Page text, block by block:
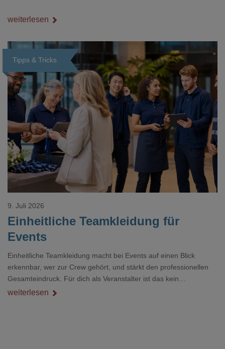
weiterlesen
Tipps & Tricks
Loading...
Einheitliche Teamkleidung für
Events
9. Juli 2026
Einheitliche Teamkleidung macht bei Events auf einen Blick
erkennbar, wer zur Crew gehört, und stärkt den professionellen
Gesamteindruck. Für dich als Veranstalter ist das kein
Nebenthema: Bei Textilien mit Stickerei oder mehreren
weiterlesen